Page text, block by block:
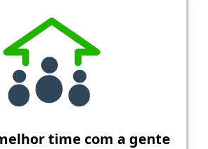
time com a gente